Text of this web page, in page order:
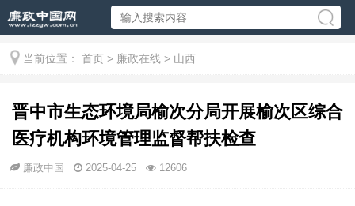
当前位置： 首页 > 廉政在线 > 山西
晋中市生态环境局榆次分局开展榆次区综合
医疗机构环境管理监督帮扶检查
廉政中国 2025-04-25 12606